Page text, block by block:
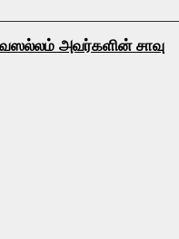
அவர்களின் சாவு